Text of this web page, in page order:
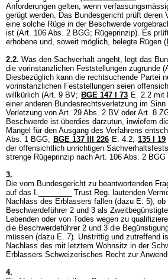
Anforderungen gelten, wenn
gerügt werden. Das Bundesgericht prüft deren
eine solche Rüge in der Beschwerde
ist (Art. 106 Abs. 2 BGG; Rügeprinzip). Es
erhobene und, soweit möglich, belegte Rügen (
2.2. Was den Sachverhalt angeht, legt das
die vorinstanzlichen Feststellungen zugrunde (
Diesbezüglich kann die rechtsuchende Partei
vorinstanzlichen Feststellungen seien
willkürlich (Art. 9 BV; BGE 147 I 73 E. 2.2 mit
einer anderen Bundesrechtsverletzung im Sinn
Verletzung von Art. 29 Abs. 2 BV oderArt. 8
Beschwerde ist überdies darzutun, inwiefern
Mängel für den Ausgang des Verfahrens
Abs. 1 BGG; BGE 137 III 226 E. 4.2; 135 I 19
der offensichtlich unrichtigen
strenge Rügeprinzip nach Art. 106 Abs. 2 BGG
3.
Die vom Bundesgericht zu beantwortenden
auf das I.________ Trust Reg. lautenden
Nachlass des Erblassers fallen (dazu E. 5),
Beschwerdeführer 2 und 3 als
Lebenden oder von Todes wegen zu
die Beschwerdeführer 2 und 3 die
müssen (dazu E. 7). Unstrittig und zutreffend
Nachlass des mit letztem Wohnsitz in der
Erblassers Schweizerisches Recht zur
4.